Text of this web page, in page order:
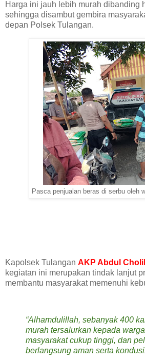
Harga ini jauh lebih murah dibanding
sehingga disambut gembira
depan Polsek Tulangan.
Pasca penjualan beras di serbu oleh
Kapolsek Tulangan AKP Abdul
kegiatan ini merupakan tindak lanjut
membantu masyarakat memenuhi
“Alhamdulillah, sebanyak 400
murah tersalurkan kepada
masyarakat cukup tinggi, dan
berlangsung aman serta